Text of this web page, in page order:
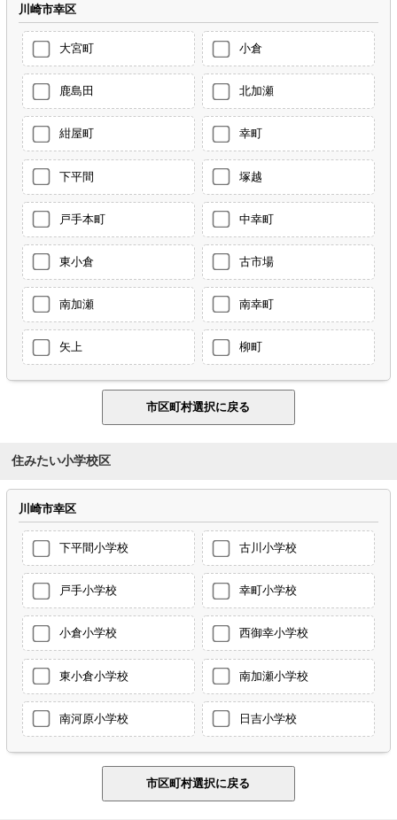
川崎市幸区
大宮町 小倉
鹿島田 北加瀬
紺屋町 幸町
下平間 塚越
戸手本町 中幸町
東小倉 古市場
南加瀬 南幸町
矢上 柳町
住みたい小学校区
川崎市幸区
下平間小学校 古川小学校
戸手小学校 幸町小学校
小倉小学校 西御幸小学校
東小倉小学校 南加瀬小学校
南河原小学校 日吉小学校